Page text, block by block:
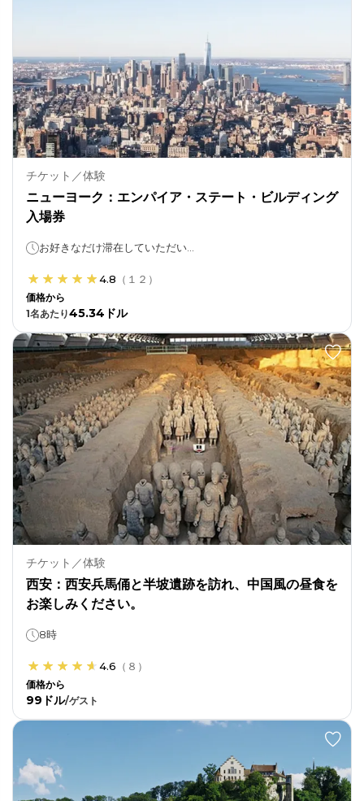
チケット／体験
ニューヨーク：エンパイア・ステート・ビルディング
入場券
お好きなだけ滞在していただいて構いません！
4.8 （ １２ ）
価格から
1名あたり45.34ドル
チケット／体験
西安：西安兵馬俑と半坡遺跡を訪れ、中国風の昼食を
お楽しみください。
8時
4.6 （ ８ ）
価格から
99ドル/ゲスト